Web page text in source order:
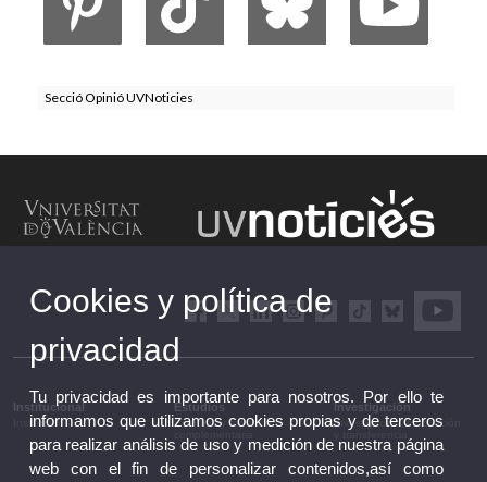
Secció Opinió UVNoticies
Institucional
Institucional
Estudios
Estudios y formación
Investigación
Investigación, innovación
Cookies y política de
privacidad
Tu privacidad es importante para nosotros. Por ello te
informamos que utilizamos cookies propias y de terceros
para realizar análisis de uso y medición de nuestra página
web con el fin de personalizar contenidos,así como